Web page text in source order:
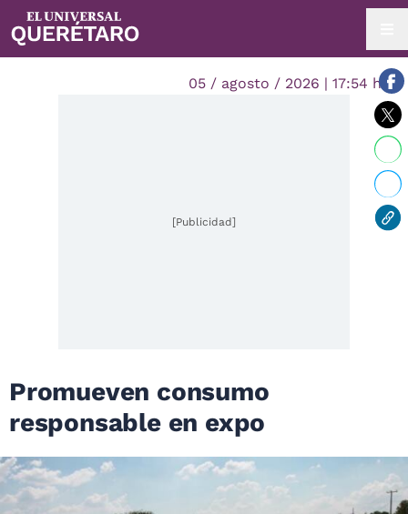
05 / agosto / 2026 | 17:54 hrs.
[Publicidad]
Promueven consumo
responsable en expo